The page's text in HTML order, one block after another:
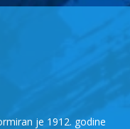
je 1912. godine